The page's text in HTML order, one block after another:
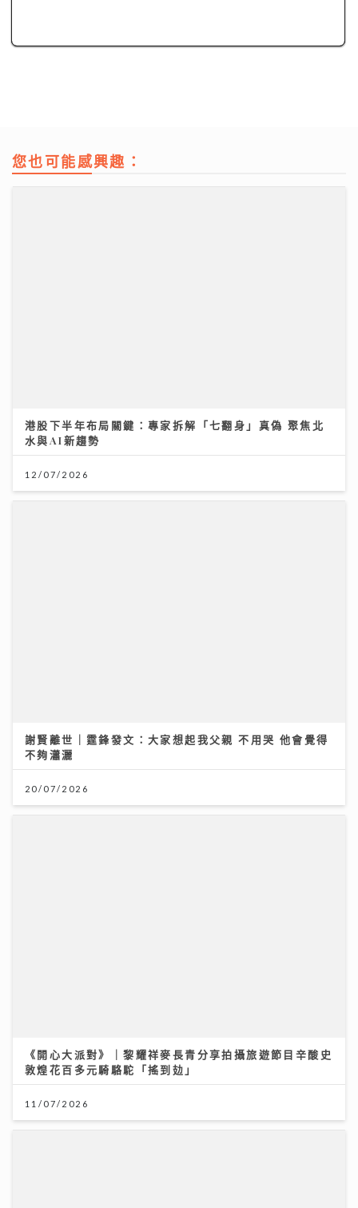
您也可能感興趣：
港股下半年布局關鍵：專家拆解「七翻身」真偽 聚焦北
水與AI新趨勢
12/07/2026
謝賢離世｜霆鋒發文：大家想起我父親 不用哭 他會覺得
不夠瀟灑
20/07/2026
《開心大派對》｜黎耀祥麥長青分享拍攝旅遊節目辛酸史
敦煌花百多元騎駱駝「搖到攰」
11/07/2026